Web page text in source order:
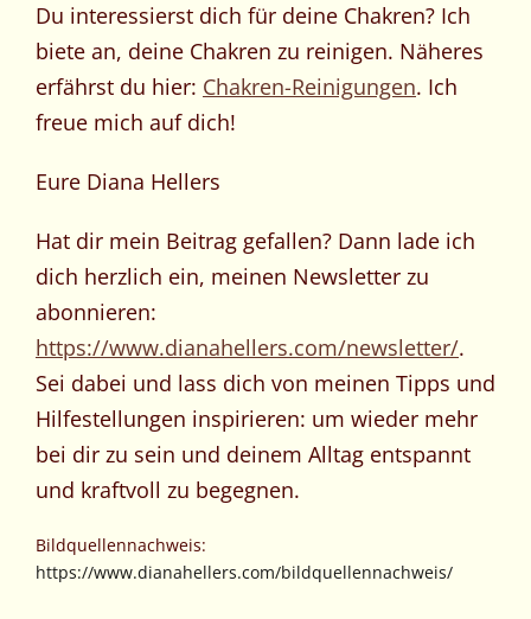
Du interessierst dich für deine Chakren? Ich
biete an, deine Chakren zu reinigen. Näheres
erfährst du hier: Chakren-Reinigungen. Ich
freue mich auf dich!
Eure Diana Hellers
Hat dir mein Beitrag gefallen? Dann lade ich
dich herzlich ein, meinen Newsletter zu
abonnieren:
https://www.dianahellers.com/newsletter/.
Sei dabei und lass dich von meinen Tipps und
Hilfestellungen inspirieren: um wieder mehr
bei dir zu sein und deinem Alltag entspannt
und kraftvoll zu begegnen.
Bildquellennachweis:
https://www.dianahellers.com/bildquellennachweis/